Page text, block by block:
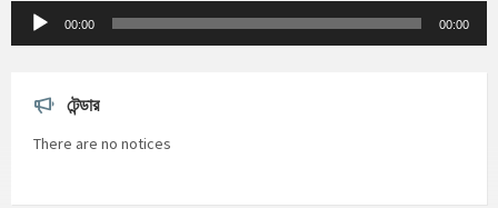
Audio
Player
00:00 00:00
টেন্ডার
There are no notices